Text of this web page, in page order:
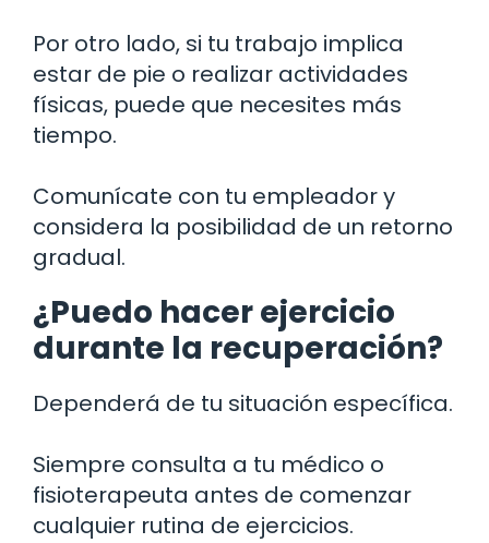
Por otro lado, si tu trabajo implica
estar de pie o realizar actividades
físicas, puede que necesites más
tiempo.
Comunícate con tu empleador y
considera la posibilidad de un retorno
gradual.
¿Puedo hacer ejercicio
durante la recuperación?
Dependerá de tu situación específica.
Siempre consulta a tu médico o
fisioterapeuta antes de comenzar
cualquier rutina de ejercicios.